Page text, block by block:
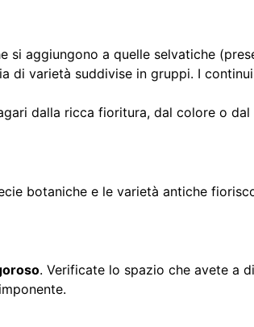
si aggiungono a quelle selvatiche
di varietà suddivise in gruppi. I
dalla ricca fioritura, dal colore o
botaniche e le varietà antiche
. Verificate lo spazio che avete a